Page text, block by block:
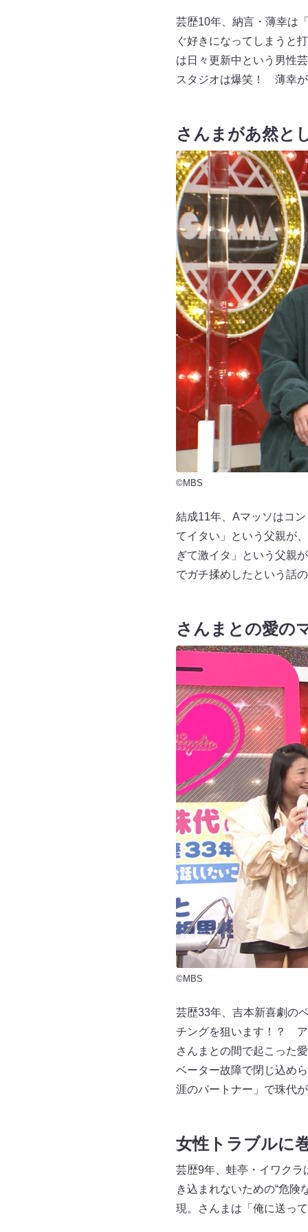
芸歴10年、納言・薄幸は
ぐ好きになってしまうと
は日々更新中という男性
スタジオは爆笑！ 薄幸が
さんまがあ然と
©MBS
結成11年、Aマッソはコ
てイタい」という父親が
ぎて激イタ」という父親
でガチ揉めしたという話
さんまとの愛の
©MBS
芸歴33年、吉本新喜劇の
チングを狙います！？
さんまとの間で起こった
ベーター故障で閉じ込め
涯のパートナー」で珠代
女性トラブルに
芸歴9年、蛙亭・イワクラ
き込まれないための“危険
現。さんまは「俺に送っ